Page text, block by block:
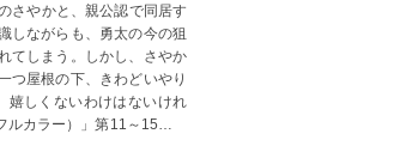
さやかと、親公認で同居す
しながらも、勇太の今の狙
てしまう。しかし、さやか
つ屋根の下、きわどいやり
嬉しくないわけはないけれ
カラー）」第11～15巻を